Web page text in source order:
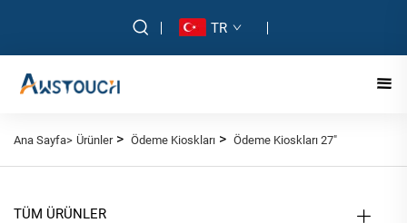
TR
Ana Sayfa> Ürünler> Ödeme Kioskları > Ödeme Kioskları 27"
TÜM ÜRÜNLER